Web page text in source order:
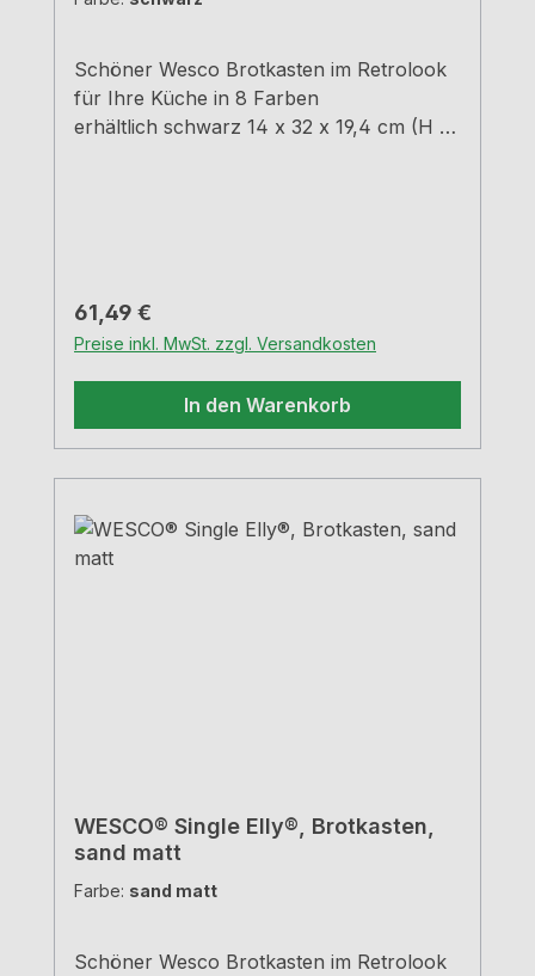
Schöner Wesco Brotkasten im Retrolook
für Ihre Küche in 8 Farben
erhältlich schwarz 14 x 32 x 19,4 cm (H x
Regulärer Preis:
61,49 €
Preise inkl. MwSt. zzgl. Versandkosten
In den Warenkorb
WESCO® Single Elly®, Brotkasten,
sand matt
Farbe: sand matt
Schöner Wesco Brotkasten im Retrolook